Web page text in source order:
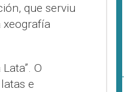
que serviu
O
e